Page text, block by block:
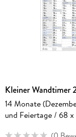
Kleiner Wandtimer
14 Monate
und Feiertage / 68 x